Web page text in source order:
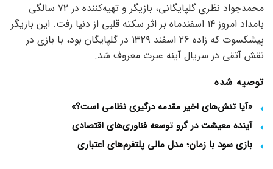
محمدجواد نظری گلپایگانی، بازیگر و تهیه‌کننده در ۷۲ سالگی
بامداد امروز ۱۴ اسفندماه بر اثر سکته قلبی از دنیا رفت. این بازیگر
پیشکسوت که زاده ۲۶ اسفند ۱۳۲۹ در گلپایگان بود، با بازی در
نقش آتقی در سریال آینه عبرت معروف شد.
توصیه شده
«آیا تنش‌های اخیر مقدمه درگیری نظامی است؟»
آینده معیشت در گرو توسعه فناوری‌های اقتصادی
بازی سود با زمان؛ مدل مالی پلتفرم‌های اعتباری